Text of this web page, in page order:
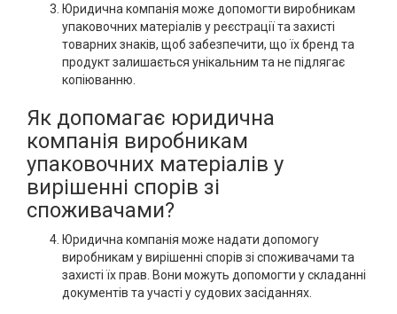
Юридична компанія може допомогти виробникам
упаковочних матеріалів у реєстрації та захисті
товарних знаків, щоб забезпечити, що їх бренд та
продукт залишається унікальним та не підлягає
копіюванню.
Як допомагає юридична
компанія виробникам
упаковочних матеріалів у
вирішенні спорів зі
споживачами?
Юридична компанія може надати допомогу
виробникам у вирішенні спорів зі споживачами та
захисті їх прав. Вони можуть допомогти у складанні
документів та участі у судових засіданнях.